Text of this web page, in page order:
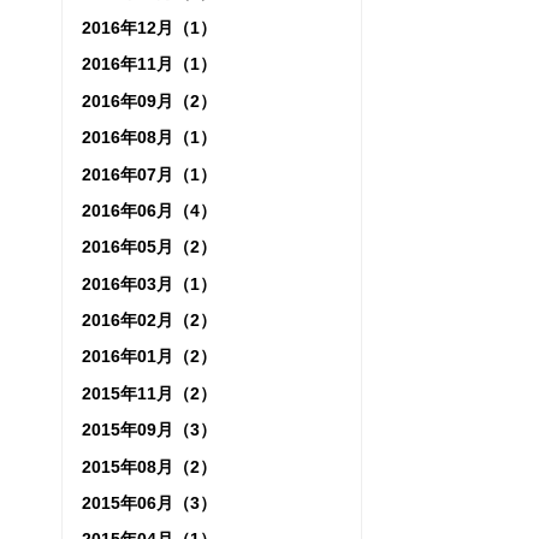
2016年12月（1）
2016年11月（1）
2016年09月（2）
2016年08月（1）
2016年07月（1）
2016年06月（4）
2016年05月（2）
2016年03月（1）
2016年02月（2）
2016年01月（2）
2015年11月（2）
2015年09月（3）
2015年08月（2）
2015年06月（3）